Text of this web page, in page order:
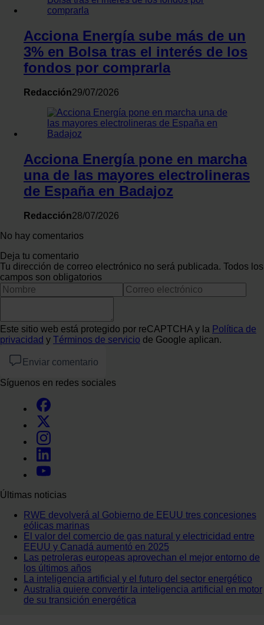
Acciona Energía sube más de un
3% en Bolsa tras el interés de los
fondos por comprarla
Redacción29/07/2026
Acciona Energía pone en marcha
una de las mayores electrolineras
de España en Badajoz
Redacción28/07/2026
No hay comentarios
Deja tu comentario
Tu dirección de correo electrónico no será publicada. Todos los
campos son obligatorios
Este sitio web está protegido por reCAPTCHA y la Política de
privacidad y Términos de servicio de Google aplican.
Enviar comentario
Síguenos en redes sociales
Últimas noticias
RWE devolverá al Gobierno de EEUU tres concesiones
eólicas marinas
El valor del comercio de gas natural y electricidad entre
EEUU y Canadá aumentó en 2025
Las petroleras europeas aprovechan el mejor entorno de
los últimos años
La inteligencia artificial y el futuro del sector energético
Australia quiere convertir la inteligencia artificial en motor
de su transición energética